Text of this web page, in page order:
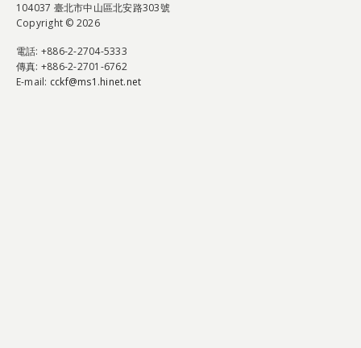
104037 臺北市中山區北安路303號
Copyright © 2026
電話: +886-2-2704-5333
傳真: +886-2-2701-6762
E-mail: cckf@ms1.hinet.net